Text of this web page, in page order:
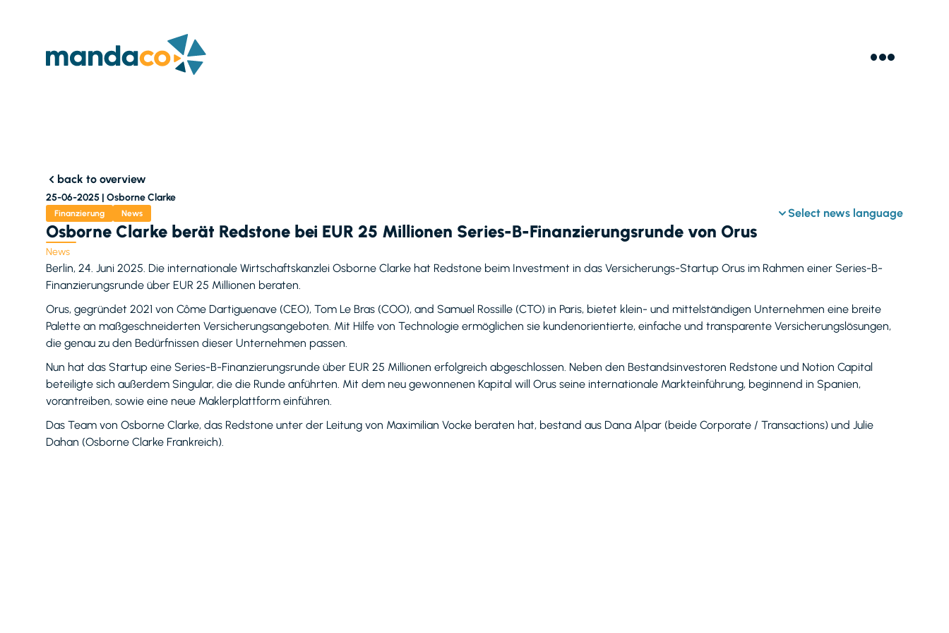
back to overview
25-06-2025 | Osborne Clarke
Finanzierung News Select news language
Osborne Clarke berät Redstone bei EUR 25 Millionen Series-B-Finanzierungsrunde von Orus
News
Berlin, 24. Juni 2025. Die internationale Wirtschaftskanzlei Osborne Clarke hat Redstone beim Investment in das Versicherungs-Startup Orus im Rahmen einer Series-B-
Finanzierungsrunde über EUR 25 Millionen beraten.
Orus, gegründet 2021 von Côme Dartiguenave (CEO), Tom Le Bras (COO), and Samuel Rossille (CTO) in Paris, bietet klein- und mittelständigen Unternehmen eine breite
Palette an maßgeschneiderten Versicherungsangeboten. Mit Hilfe von Technologie ermöglichen sie kundenorientierte, einfache und transparente Versicherungslösungen,
die genau zu den Bedürfnissen dieser Unternehmen passen.
Nun hat das Startup eine Series-B-Finanzierungsrunde über EUR 25 Millionen erfolgreich abgeschlossen. Neben den Bestandsinvestoren Redstone und Notion Capital
beteiligte sich außerdem Singular, die die Runde anführten. Mit dem neu gewonnenen Kapital will Orus seine internationale Markteinführung, beginnend in Spanien,
vorantreiben, sowie eine neue Maklerplattform einführen.
Das Team von Osborne Clarke, das Redstone unter der Leitung von Maximilian Vocke beraten hat, bestand aus Dana Alpar (beide Corporate / Transactions) und Julie
Dahan (Osborne Clarke Frankreich).